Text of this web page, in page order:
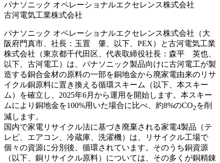
パナソニック オペレーショナルエクセレンス株式会社
古河電気工業株式会社
パナソニック オペレーショナルエクセレンス株式会社（大
阪府門真市、社長：玉置 肇、以下、PEX）と古河電気工業
株式会社（東京都千代田区、代表取締役社長：森平 英也、
以下、古河電工）は、パナソニック製品向けに古河電工が製
造する銅合金材の原料の一部を銅地金から廃家電由来のリサ
イクル銅原料に置き換える循環スキーム（以下、本スキー
ム）を確立し、2025年6月から運用を開始します。本スキー
ムにより銅地金を100%用いた場合に比べ、約8%のCO2 を削
減します。
国内で家電リサイクル法に基づき廃棄される家電4製品（テ
レビ、エアコン、冷蔵庫、洗濯機）は、リサイクル工場で
個々の資源に分別後、循環されています。そのうち銅資源
（以下、銅リサイクル原料）については、その多くが銅精錬